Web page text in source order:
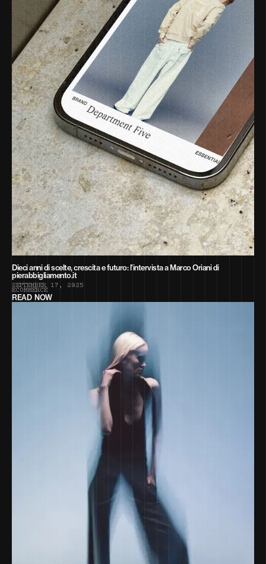
Dieci anni di scelte, crescita e futuro: l’intervista a Marco Oriani di
pierabbigliamento.it
SEPTEMBER 1 7 , 2 0 2 5
EC OMMERCE
READ NOW